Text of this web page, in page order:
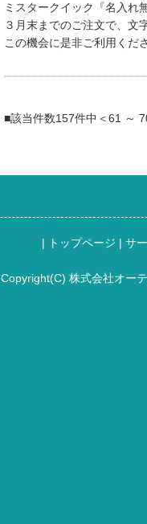
ミスタークイック『名入れ
３月末までのご注文で、文
この機会に是非ご利用くだ
■該当件数157件中＜61 ～
| トップページ | サ
Copyright(C) 株式会社オー